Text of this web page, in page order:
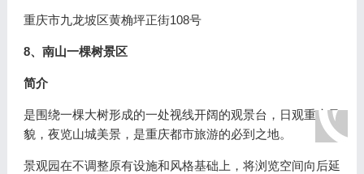
重庆市九龙坡区黄桷坪正街108号
8、南山一棵树景区
简介
是围绕一棵大树形成的一处视线开阔的观景台，日观重庆风
貌，夜览山城美景，是重庆都市旅游的必到之地。
景观园在不调整原有设施和风格基础上，将浏览空间向后延